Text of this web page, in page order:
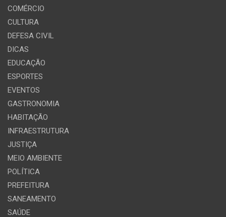
COMÉRCIO
CULTURA
DEFESA CIVIL
DICAS
EDUCAÇÃO
ESPORTES
EVENTOS
GASTRONOMIA
HABITAÇÃO
INFRAESTRUTURA
JUSTIÇA
MEIO AMBIENTE
POLÍTICA
PREFEITURA
SANEAMENTO
SAÚDE